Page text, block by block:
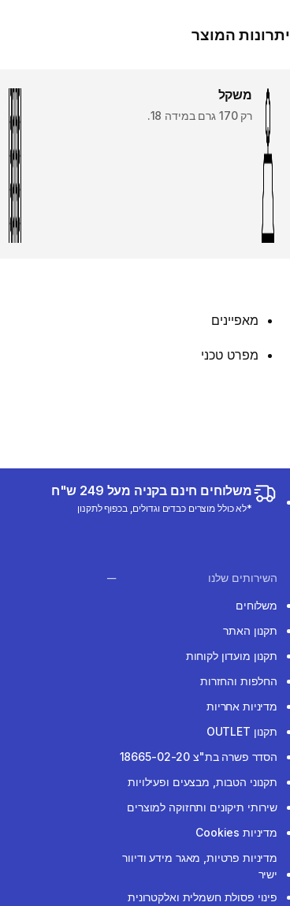
יתרונות המוצר
משקל
רק 170 גרם במידה 18.
מאפיינים
מפרט טכני
משלוחים חינם בקניה מעל 249 ש"ח
*לא כולל מוצרים כבדים וגדולים, בכפוף לתקנון
השירותים שלנו
משלוחים
תקנון האתר
תקנון מועדון לקוחות
החלפות והחזרות
מדיניות אחריות
תקנון OUTLET
הסדר פשרה בת"צ 18665-02-20
תקנוני הטבות, מבצעים ופעילויות
שירותי תיקונים ותחזוקה למוצרים
מדיניות Cookies
מדיניות פרטיות, מאגר מידע ודיוור
ישיר
פינוי פסולת חשמלית ואלקטרונית